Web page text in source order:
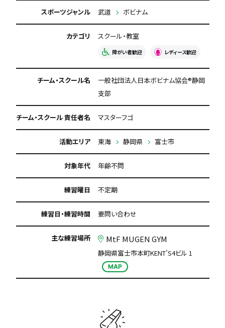
育成に自信あり 週1練習 合宿・遠征あり
屋内練習あり
保護者の当番なし
スポーツジャンル 武道 ボビナム
カテゴリ スクール・教室
障がい者歓迎 レディース歓迎
チーム・スクール名
一般社団法人日本ボビナム協会®︎静岡
支部
チーム・スクール 責任者名 マスターフゴ
活動エリア 東海 静岡県 富士市
対象年代 年齢不問
練習曜日 不定期
練習日・練習時間 要問い合わせ
主な練習場所 MtF MUGEN GYM
静岡県富士市本町KENT’S4ビル 1
MAP